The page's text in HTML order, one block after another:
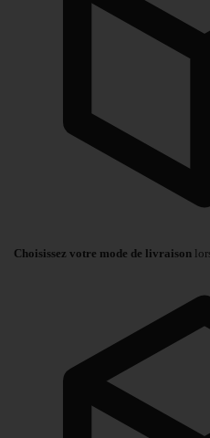
Choisissez votre mode de livraison